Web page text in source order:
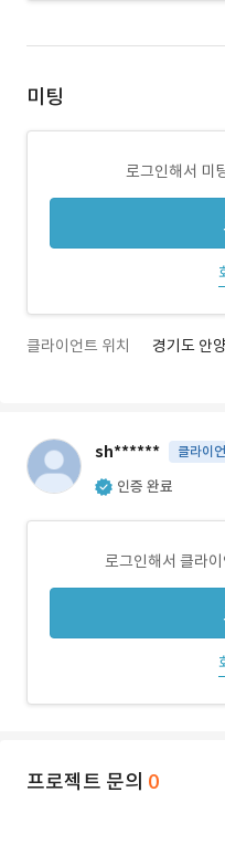
미팅
로그인해서 미
클라이언트 위치 경기도 안
sh****** 클라이
인증 완료
로그인해서 클라
프로젝트 문의 0